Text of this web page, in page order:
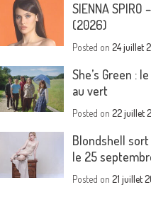
SIENNA SPIRO
(2026)
Posted on24 juillet
She’s Green :
au vert
Posted on22 juillet
Blondshell
le 25
Posted on21 juillet